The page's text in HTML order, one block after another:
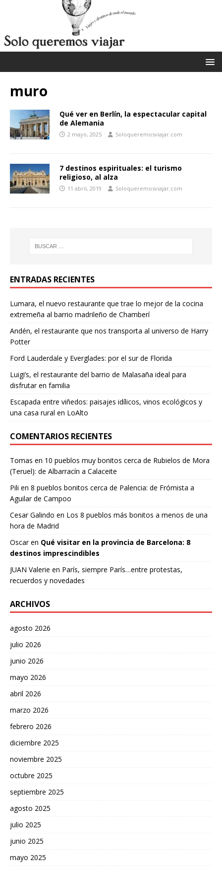
muro
Qué ver en Berlín, la espectacular capital
de Alemania
2 mayo, 2025 Soloqueremosviajar.com
7 destinos espirituales: el turismo
religioso, al alza
11 abril, 2019 Soloqueremosviajar.com
ENTRADAS RECIENTES
Lumara, el nuevo restaurante que trae lo mejor de la cocina
extremeña al barrio madrileño de Chamberí
Andén, el restaurante que nos transporta al universo de Harry
Potter
Ford Lauderdale y Everglades: por el sur de Florida
Luigi’s, el restaurante del barrio de Malasaña ideal para
disfrutar en familia
Escapada entre viñedos: paisajes idílicos, vinos ecológicos y
una casa rural en LoAlto
COMENTARIOS RECIENTES
Tomas en 10 pueblos muy bonitos cerca de Rubielos de Mora
(Teruel): de Albarracín a Calaceite
Pili en 8 pueblos bonitos cerca de Palencia: de Frómista a
Aguilar de Campoo
Cesar Galindo en Los 8 pueblos más bonitos a menos de una
hora de Madrid
Oscaren Qué visitar en la provincia de Barcelona: 8
destinos imprescindibles
JUAN Valerie en París, siempre París…entre protestas,
recuerdos y novedades
ARCHIVOS
agosto 2026
julio 2026
junio 2026
mayo 2026
abril 2026
marzo 2026
febrero 2026
diciembre 2025
noviembre 2025
octubre 2025
septiembre 2025
agosto 2025
julio 2025
junio 2025
mayo 2025